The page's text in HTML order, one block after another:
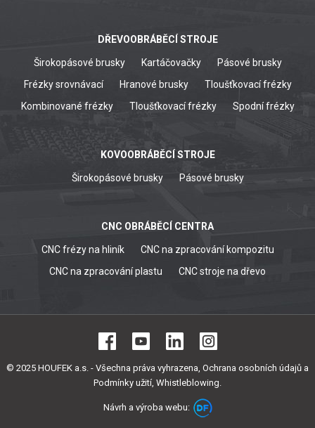
DŘEVOOBRÁBĚCÍ STROJE
Širokopásové brusky Kartáčovačky
Pásové brusky
Frézky srovnávací
Hranové brusky
Tloušťkovací frézky
Kombinované frézky
Tloušťkovací frézky Spodní frézky
KOVOOBRÁBĚCÍ STROJE
Širokopásové brusky Pásové brusky
CNC OBRÁBĚCÍ CENTRA
CNC frézy na hliník
CNC na zpracování kompozitu
CNC na zpracování plastu
CNC stroje na dřevo
© 2025 HOUFEK a.s. - Všechna práva vyhrazena, Ochrana osobních údajů a
Podmínky užití, Whistleblowing.
Návrh a výroba webu: